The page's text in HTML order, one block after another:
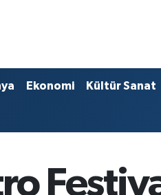
Ekonomi Kültür Sanat